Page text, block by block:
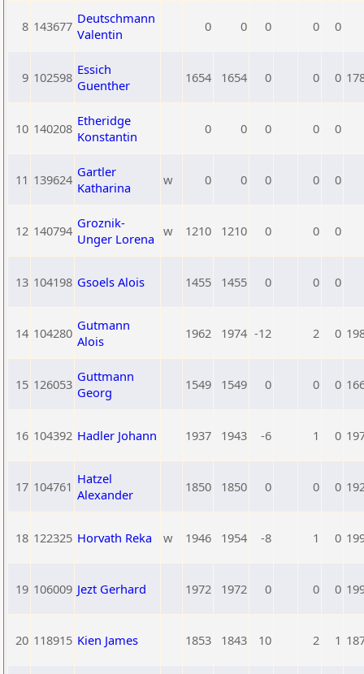
8 143677 Deutschmann
Valentin
0 0 0 0 0
9 102598 Essich
Guenther
1654 1654 0 0 0
10 140208 Etheridge
Konstantin
0 0 0 0 0
11 139624 Gartler
Katharina
w 0 0 0 0 0
12 140794 Groznik-
Unger Lorena w 1210 1210 0 0 0
13 104198 Gsoels Alois 1455 1455 0 0 0
14 104280 Gutmann
Alois
1962 1974 -12 2 0
15 126053 Guttmann
Georg
1549 1549 0 0 0
16 104392 Hadler Johann 1937 1943 -6 1 0
17 104761 Hatzel
Alexander
1850 1850 0 0 0
18 122325 Horvath Reka w 1946 1954 -8 1 0
19 106009 Jezt Gerhard 1972 1972 0 0 0
20 118915 Kien James 1853 1843 10 2 1